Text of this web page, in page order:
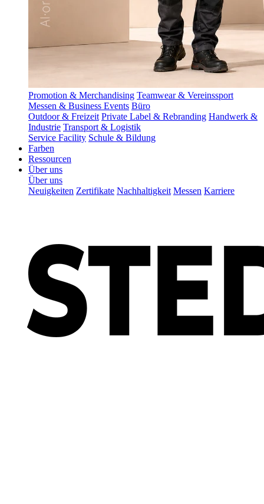
Promotion & Merchandising Teamwear & Vereinssport
Messen & Business Events Büro
Outdoor & Freizeit Private Label & Rebranding Handwerk &
Industrie Transport & Logistik
Service Facility Schule & Bildung
Farben
Ressourcen
Über uns
Über uns
Neuigkeiten Zertifikate Nachhaltigkeit Messen Karriere